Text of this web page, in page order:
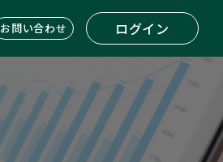
お問い合わせ ログイン